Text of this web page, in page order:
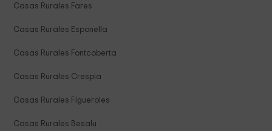
Casas Rurales Fares
Casas Rurales Esponella
Casas Rurales Fontcoberta
Casas Rurales Crespia
Casas Rurales Figueroles
Casas Rurales Besalu